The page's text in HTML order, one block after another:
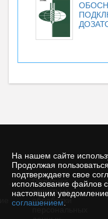
На нашем сайте
Продолжая
подтверждаете свое
использование файлов
настоящим
соглашением
Политика
защиты и
обработки